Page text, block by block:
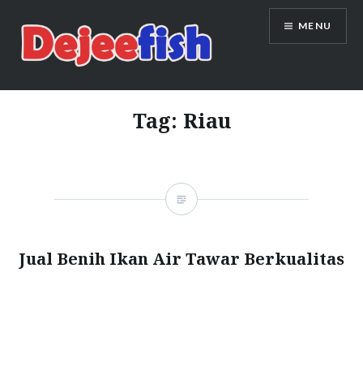
content
DEJEEFISH | PRODUSEN BENIH
IKAN BERKUALITAS INDONESIA
MENU
Tag: Riau
Jual Benih Ikan Air Tawar Berkualitas